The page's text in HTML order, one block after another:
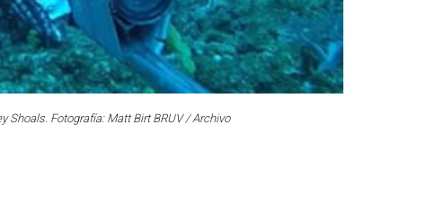
Shoals. Fotografía: Matt Birt BRUV / Archivo